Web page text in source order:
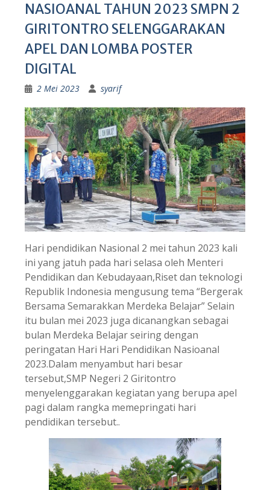
NASIOANAL TAHUN 2023 SMPN 2
GIRITONTRO SELENGGARAKAN
APEL DAN LOMBA POSTER
DIGITAL
2 Mei 2023 syarif
Hari pendidikan Nasional 2 mei tahun 2023 kali
ini yang jatuh pada hari selasa oleh Menteri
Pendidikan dan Kebudayaan,Riset dan teknologi
Republik Indonesia mengusung tema “Bergerak
Bersama Semarakkan Merdeka Belajar” Selain
itu bulan mei 2023 juga dicanangkan sebagai
bulan Merdeka Belajar seiring dengan
peringatan Hari Hari Pendidikan Nasioanal
2023.Dalam menyambut hari besar
tersebut,SMP Negeri 2 Giritontro
menyelenggarakan kegiatan yang berupa apel
pagi dalam rangka memepringati hari
pendidikan tersebut..